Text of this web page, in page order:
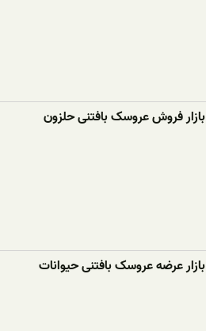
بازار فروش عروسک بافتنی حلزون
بازار عرضه عروسک بافتنی حیوانات